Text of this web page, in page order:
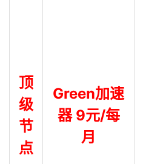
顶
级
节
点
Green加速
器 9元/每
月